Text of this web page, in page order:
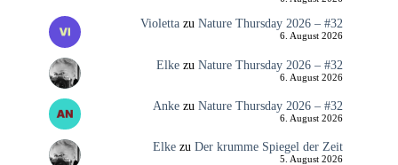
Violettazu Nature Thursday 2026 – #32
6. August 2026
Elkezu Nature Thursday 2026 – #32
6. August 2026
Ankezu Nature Thursday 2026 – #32
6. August 2026
Elkezu Der krumme Spiegel der Zeit
5. August 2026